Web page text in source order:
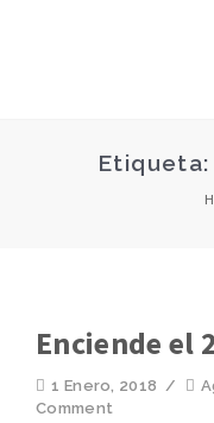
Etiqueta:
Enciende el
1 Enero, 2018 /
Comment